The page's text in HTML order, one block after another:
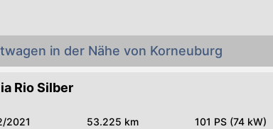
in der Nähe von Korneuburg
Rio Silber
2021 53.225 km 101 PS (74 kW)